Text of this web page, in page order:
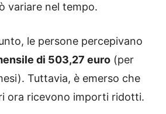
variare nel tempo.
le persone percepivano
di 503,27 euro (per
Tuttavia, è emerso che
ora ricevono importi ridotti.